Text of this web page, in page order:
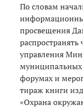
По словам
просвещения
управления
муниципальных
форумах и
тираж книги
«Охрана